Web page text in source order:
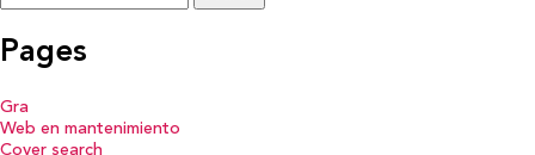
for:
Pages
Gra
Web en mantenimiento
Cover search